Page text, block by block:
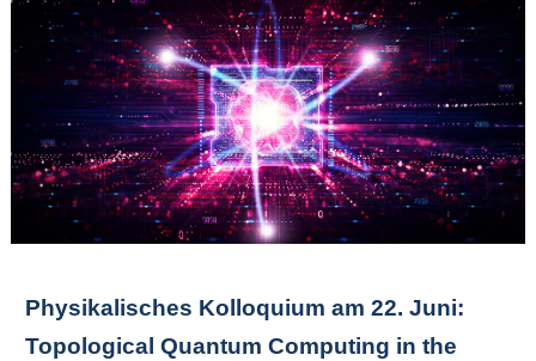
Physikalisches Kolloquium am 22. Juni:
Topological Quantum Computing in the